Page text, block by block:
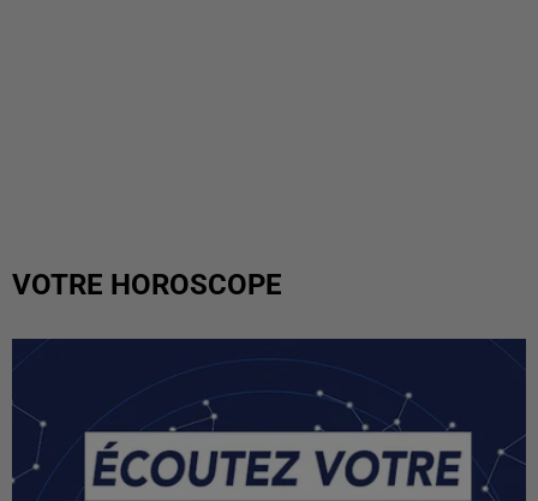
VOTRE HOROSCOPE